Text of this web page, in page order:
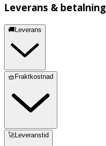
Leverans & betalning
🚚Leverans
🧺Fraktkostnad
🚀Leveranstid